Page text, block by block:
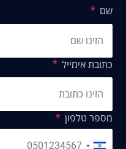
שם
כתובת אימייל
מספר טלפון